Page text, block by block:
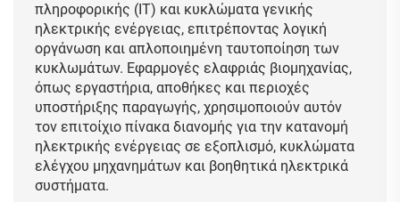
πληροφορικής (IT) και κυκλώματα γενικής
ηλεκτρικής ενέργειας, επιτρέποντας λογική
οργάνωση και απλοποιημένη ταυτοποίηση των
κυκλωμάτων. Εφαρμογές ελαφριάς βιομηχανίας,
όπως εργαστήρια, αποθήκες και περιοχές
υποστήριξης παραγωγής, χρησιμοποιούν αυτόν
τον επιτοίχιο πίνακα διανομής για την κατανομή
ηλεκτρικής ενέργειας σε εξοπλισμό, κυκλώματα
ελέγχου μηχανημάτων και βοηθητικά ηλεκτρικά
συστήματα.